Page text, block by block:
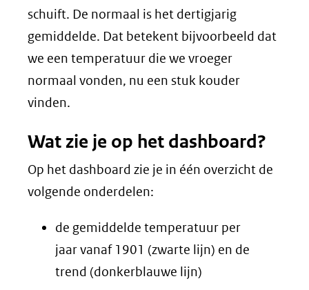
schuift. De normaal is het dertigjarig
gemiddelde. Dat betekent bijvoorbeeld dat
we een temperatuur die we vroeger
normaal vonden, nu een stuk kouder
vinden.
Wat zie je op het dashboard?
Op het dashboard zie je in één overzicht de
volgende onderdelen:
de gemiddelde temperatuur per
jaar vanaf 1901 (zwarte lijn) en de
trend (donkerblauwe lijn)